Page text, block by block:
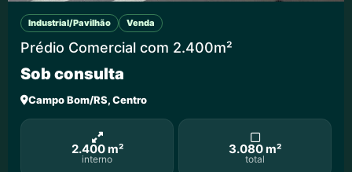
Industrial/Pavilhão Venda
Prédio Comercial com 2.400m²
Sob consulta
Campo Bom/RS, Centro
2.400 m²
interno
3.080 m²
total